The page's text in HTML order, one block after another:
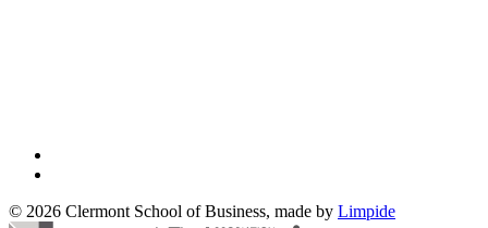
© 2026 Clermont School of Business, made by Limpide